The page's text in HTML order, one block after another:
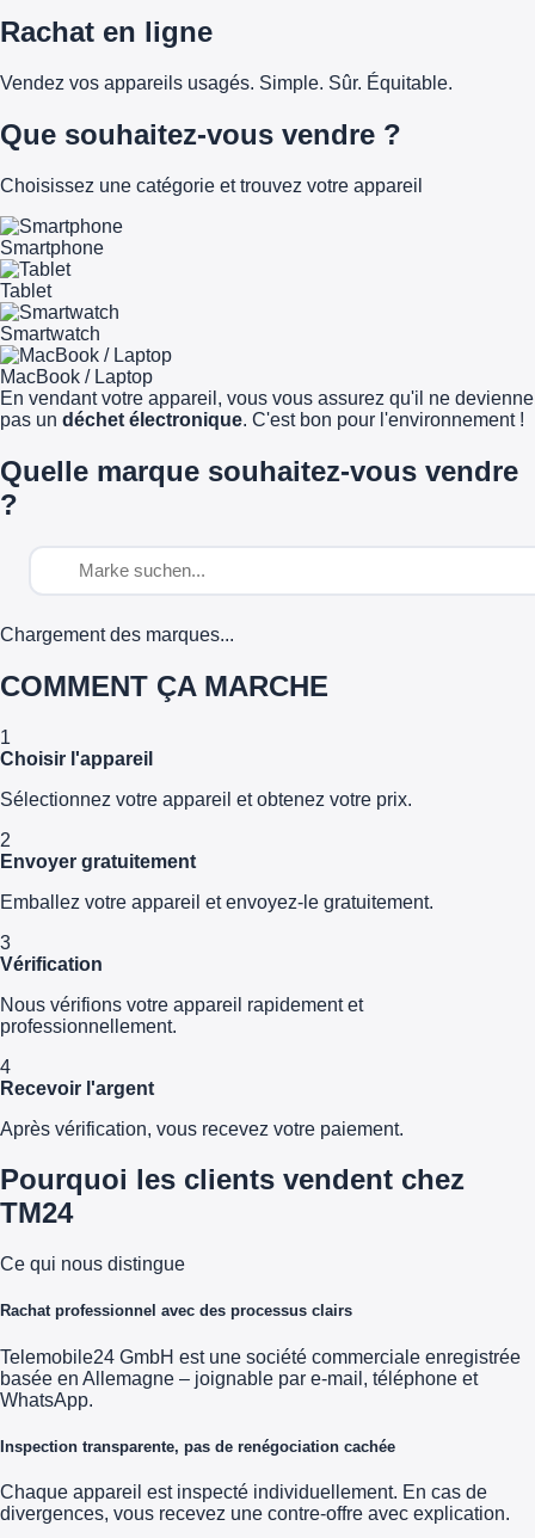
Rachat en ligne
Vendez vos appareils usagés. Simple. Sûr. Équitable.
Que souhaitez-vous vendre ?
Choisissez une catégorie et trouvez votre appareil
Smartphone
Tablet
Smartwatch
MacBook / Laptop
En vendant votre appareil, vous vous assurez qu'il ne devienne
pas un déchet électronique. C'est bon pour l'environnement !
Quelle marque souhaitez-vous vendre
?
Chargement des marques...
COMMENT ÇA MARCHE
1
Choisir l'appareil
Sélectionnez votre appareil et obtenez votre prix.
2
Envoyer gratuitement
Emballez votre appareil et envoyez-le gratuitement.
3
Vérification
Nous vérifions votre appareil rapidement et
professionnellement.
4
Recevoir l'argent
Après vérification, vous recevez votre paiement.
Pourquoi les clients vendent chez
TM24
Ce qui nous distingue
Rachat professionnel avec des processus clairs
Telemobile24 GmbH est une société commerciale enregistrée
basée en Allemagne – joignable par e-mail, téléphone et
WhatsApp.
Inspection transparente, pas de renégociation cachée
Chaque appareil est inspecté individuellement. En cas de
divergences, vous recevez une contre-offre avec explication.